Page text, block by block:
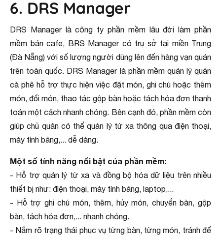
6. DRS Manager
DRS Manager là công ty phần mềm lâu đời làm phần
mềm bán cafe, BRS Manager có trụ sở tại miền Trung
(Đà Nẵng) với số lượng người dùng lên đến hàng vạn quán
trên toàn quốc. DRS Manager là phần mềm quản lý quán
cà phê hỗ trợ thực hiện việc đặt món, ghi chú hoặc thêm
món, đổi món, thao tác gộp bàn hoặc tách hóa đơn thanh
toán một cách nhanh chóng. Bên cạnh đó, phần mềm còn
giúp chủ quán có thể quản lý từ xa thông qua điện thoại,
máy tính bảng,... dễ dàng.
Một số tính năng nổi bật của phần mềm:
- Hỗ trợ quản lý từ xa và đồng bộ hóa dữ liệu trên nhiều
thiết bị như: điện thoại, máy tính bảng, laptop,...
- Hỗ trợ ghi chú món, thêm, hủy món, chuyển bàn, gộp
bàn, tách hóa đơn,... nhanh chóng.
- Nắm rõ trạng thái phục vụ từng bàn, từng món, tránh để